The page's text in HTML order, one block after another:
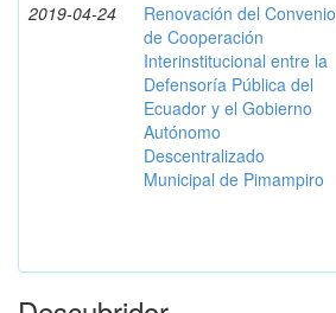
2019-04-24
Renovación del Convenio
de Cooperación
Interinstitucional entre la
Defensoría Pública del
Ecuador y el Gobierno
Autónomo
Descentralizado
Municipal de Pimampiro